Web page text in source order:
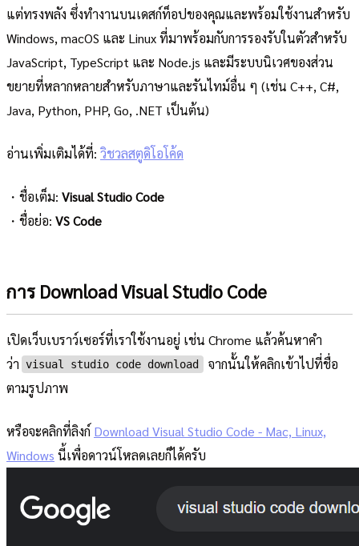
แต่ทรงพลัง ซึ่งทำงานบนเดสก์ท็อปของคุณและพร้อมใช้งานสำหรับ
Windows, macOS และ Linux ที่มาพร้อมกับการรองรับในตัวสำหรับ
JavaScript, TypeScript และ Node.js และมีระบบนิเวศของส่วน
ขยายที่หลากหลายสำหรับภาษาและรันไทม์อื่น ๆ (เช่น C++, C#,
Java, Python, PHP, Go, .NET เป็นต้น)
อ่านเพิ่มเติมได้ที่: วิชวลสตูดิโอโค้ด
・ชื่อเต็ม: Visual Studio Code
・ชื่อย่อ: VS Code
การ Download Visual Studio Code
เปิดเว็บเบราว์เซอร์ที่เราใช้งานอยู่ เช่น Chrome แล้วค้นหาคำ
ว่า visual studio code download
จากนั้นให้คลิกเข้าไปที่ชื่อ
ตามรูปภาพ
หรือจะคลิกที่ลิงก์ Download Visual Studio Code - Mac, Linux,
Windows นี้เพื่อดาวน์โหลดเลยก็ได้ครับ